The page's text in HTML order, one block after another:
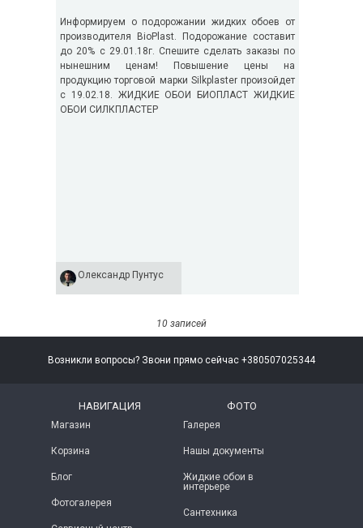
Информируем о подорожании жидких обоев от
производителя BioPlast. Подорожание составит
до 20% с 29.01.18г. Спешите сделать заказы по
нынешним ценам! Повышение цены на
продукцию торговой марки Silkplaster произойдет
с 19.02.18. ЖИДКИЕ ОБОИ БИОПЛАСТ ЖИДКИЕ
ОБОИ СИЛКПЛАСТЕР
Олександр Пунтус
10 записей
Возникли вопросы? Звони прямо сейчас +380507025344
НАВИГАЦИЯ
Магазин
Корзина
Блог
Фотогалерея
ФОТО
Галерея
Нашы документы
Жидкие обои в
интерьере
Сантехника